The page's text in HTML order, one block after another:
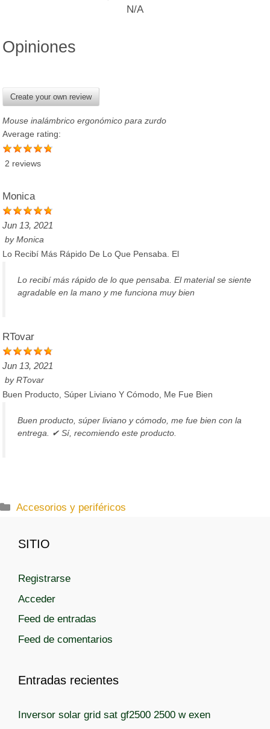
N/A
Opiniones
Create your own review
Mouse inalámbrico ergonómico para zurdo
Average rating:
2 reviews
Monica
Jun 13, 2021
byMonica
Lo Recibí Más Rápido De Lo Que Pensaba. El
Lo recibí más rápido de lo que pensaba. El material se siente
agradable en la mano y me funciona muy bien
RTovar
Jun 13, 2021
byRTovar
Buen Producto, Súper Liviano Y Cómodo, Me Fue Bien
Buen producto, súper liviano y cómodo, me fue bien con la
entrega. ✔ Sí, recomiendo este producto.
C
e
o
r
s
Accesorios y periféricos
SITIO
Registrarse
Acceder
Feed de entradas
Feed de comentarios
Entradas recientes
Inversor solar grid sat gf2500 2500 w exen